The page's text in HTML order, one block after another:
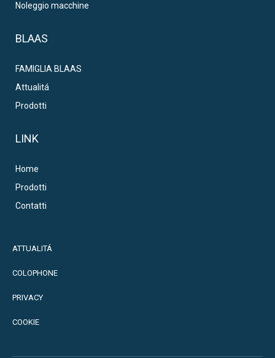
Noleggio macchine
BLAAS
FAMIGLIA BLAAS
Attualitá
Prodotti
LINK
Home
Prodotti
Contatti
ATTUALITÁ
COLOPHONE
PRIVACY
COOKIE